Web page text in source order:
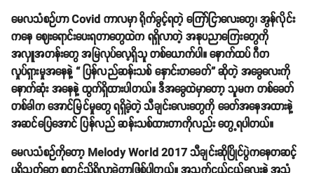
မေလသံစဉ်ဟာ Covid ကာလမှာ ရိုက်ခွင့်ရတဲ့ ကြော်ငြာလေးတွေ၊ အွန်လိုင်း
ကနေ ဈေးရောင်းပေးရတာတွေထဲက ရရှိလာတဲ့ အနုပညာကြေးတွေကို
အလှူအတန်းတွေ အမြဲလုပ်လေ့ရှိသူ တစ်ယောက်ပါ။ နောက်ထပ် ဂီတ
လှုပ်ရှားမှုအနေနဲ့ “ ပြန်လည်ဆန်းသစ် နှောင်းတခေတ်” ဆိုတဲ့ အခွေလေးကို
နောက်ဆုံး အနေနဲ့ ထွက်ရှိထားပါတယ်။ ဒီအခွေထဲမှာတော့ သူမက တစ်ခေတ်
တစ်ခါက အောင်မြင်မှုတွေ ရရှိခဲ့တဲ့ သီချင်းလေးတွေကို ခေတ်အနေအထားနဲ့
အဆင်ပြေအောင် ပြန်လည် ဆန်းသစ်ထားတာကိုလည်း တွေ့ရပါတယ်။
မေလသံစဉ်ကိုတော့ Melody World 2017 သီချင်းဆိုပြိုင်ပွဲကနေတဆင့်